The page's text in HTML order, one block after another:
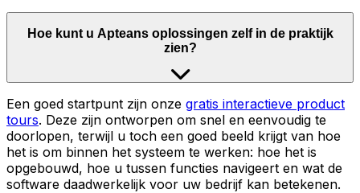
Hoe kunt u Apteans oplossingen zelf in de praktijk
zien?
Een goed startpunt zijn onze gratis interactieve product
tours. Deze zijn ontworpen om snel en eenvoudig te
doorlopen, terwijl u toch een goed beeld krijgt van hoe
het is om binnen het systeem te werken: hoe het is
opgebouwd, hoe u tussen functies navigeert en wat de
software daadwerkelijk voor uw bedrijf kan betekenen.